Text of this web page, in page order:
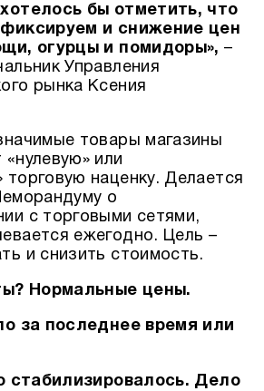
хотелось бы отметить, что
и снижение цен
огурцы и помидоры», –
Управления
рынка Ксения
товары магазины
или
торговую наценку. Делается
о
с торговыми сетями,
ежегодно. Цель –
и снизить стоимость.
Нормальные цены.
за последнее время или
Дело